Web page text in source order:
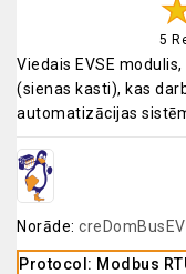
5
Viedais EVSE
(sienas kasti), kas
automatizācijas
Norāde:
Protocol: Modbus